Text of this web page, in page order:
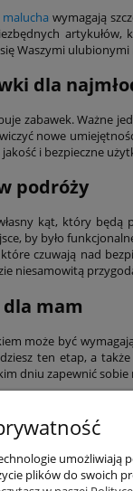
wymagają
Waszymi
dla
zabawek. Ważne
nowe
i bezpieczne
podróży
kąt, który
by było
czuwają nad
niesamowitą
mam
może być
ten etap, a
dniu zapewnić
umożliwiają
plików do swoich